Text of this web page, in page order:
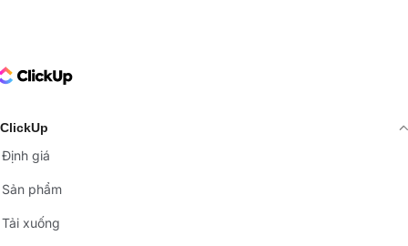
Logo
ClickUp
Định giá
Sản phẩm
Tải xuống